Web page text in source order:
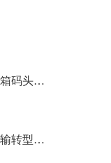
全栈信息技术应用创新版新一代集装箱码头管控系统在天津港上线运行
甘肃临夏召开2025年全州水路交通运输转型发展推进会